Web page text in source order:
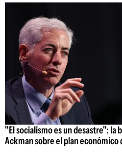
"El socialismo es un desastre": la
Ackman sobre el plan económico